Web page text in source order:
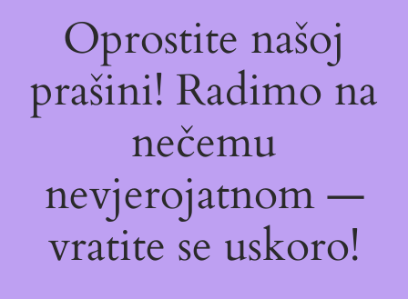
Oprostite našoj
prašini! Radimo na
nečemu
nevjerojatnom —
vratite se uskoro!